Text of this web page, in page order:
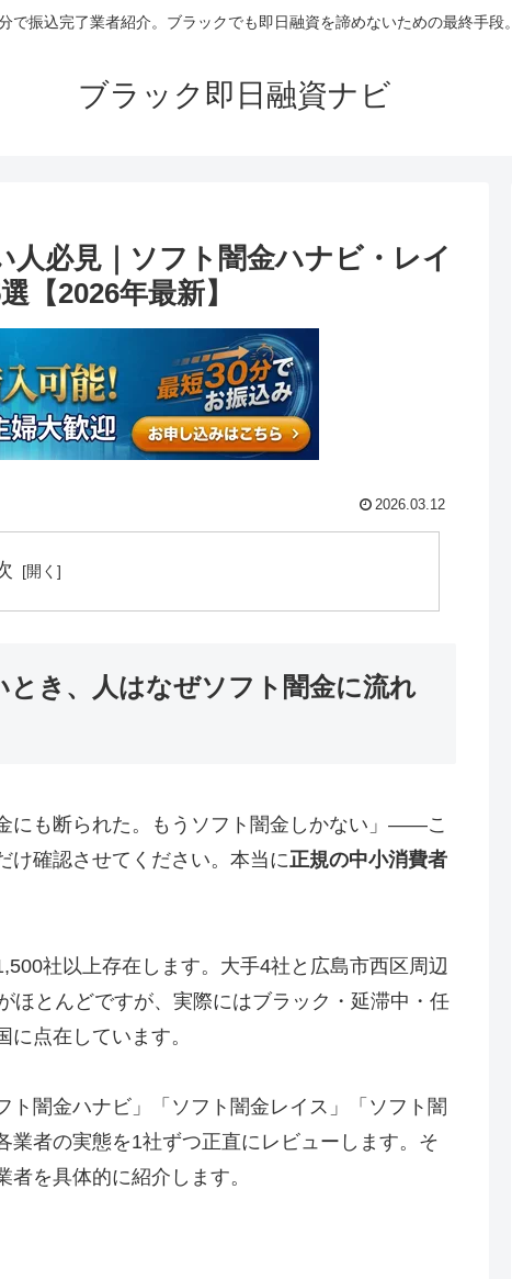
で振込完了業者紹介。ブラックでも即日融資を諦めないための最終手段。
ブラック即日融資ナビ
必見｜ソフト闇金ハナビ・レイ
【2026年最新】
2026.03.12
き、人はなぜソフト闇金に流れ
にも断られた。もうソフト闇金しかない」——こ
け確認させてください。本当に正規の中小消費者
社以上存在します。大手4社と広島市西区周辺
ほとんどですが、実際にはブラック・延滞中・任
点在しています。
闇金ハナビ」「ソフト闇金レイス」「ソフト闇
者の実態を1社ずつ正直にレビューします。そ
を具体的に紹介します。